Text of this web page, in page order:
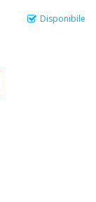
Disponibile